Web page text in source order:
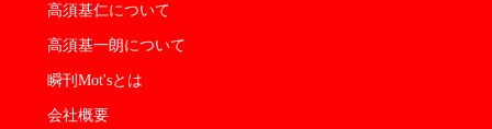
高須基仁について
高須基一朗について
瞬刊Mot'sとは
会社概要